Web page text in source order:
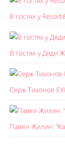
В гостях у
В гостях у Дяди
Серж Тихонов
Павел Жилин: